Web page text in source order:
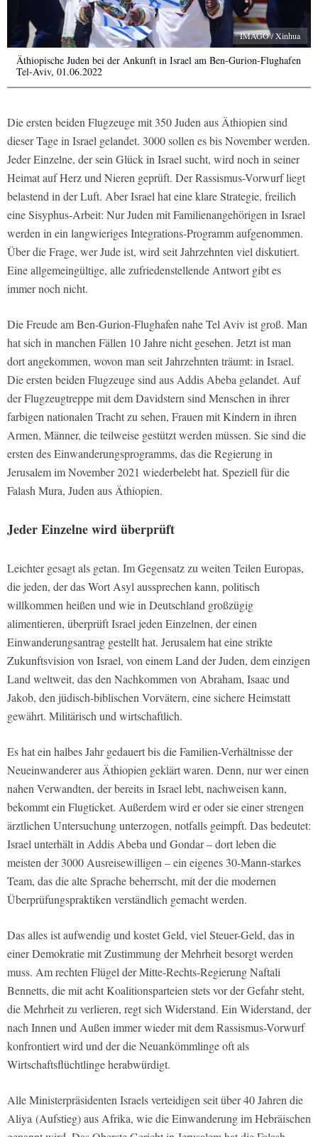
IMAGO / Xinhua
Äthiopische Juden bei der Ankunft in Israel am Ben-Gurion-Flughafen
Tel-Aviv, 01.06.2022
Die ersten beiden Flugzeuge mit 350 Juden aus Äthiopien sind
dieser Tage in Israel gelandet. 3000 sollen es bis November werden.
Jeder Einzelne, der sein Glück in Israel sucht, wird noch in seiner
Heimat auf Herz und Nieren geprüft. Der Rassismus-Vorwurf liegt
belastend in der Luft. Aber Israel hat eine klare Strategie, freilich
eine Sisyphus-Arbeit: Nur Juden mit Familienangehörigen in Israel
werden in ein langwieriges Integrations-Programm aufgenommen.
Über die Frage, wer Jude ist, wird seit Jahrzehnten viel diskutiert.
Eine allgemeingültige, alle zufriedenstellende Antwort gibt es
immer noch nicht.
Die Freude am Ben-Gurion-Flughafen nahe Tel Aviv ist groß. Man
hat sich in manchen Fällen 10 Jahre nicht gesehen. Jetzt ist man
dort angekommen, wovon man seit Jahrzehnten träumt: in Israel.
Die ersten beiden Flugzeuge sind aus Addis Abeba gelandet. Auf
der Flugzeugtreppe mit dem Davidstern sind Menschen in ihrer
farbigen nationalen Tracht zu sehen, Frauen mit Kindern in ihren
Armen, Männer, die teilweise gestützt werden müssen. Sie sind die
ersten des Einwanderungsprogramms, das die Regierung in
Jerusalem im November 2021 wiederbelebt hat. Speziell für die
Falash Mura, Juden aus Äthiopien.
Jeder Einzelne wird überprüft
Leichter gesagt als getan. Im Gegensatz zu weiten Teilen Europas,
die jeden, der das Wort Asyl aussprechen kann, politisch
willkommen heißen und wie in Deutschland großzügig
alimentieren, überprüft Israel jeden Einzelnen, der einen
Einwanderungsantrag gestellt hat. Jerusalem hat eine strikte
Zukunftsvision von Israel, von einem Land der Juden, dem einzigen
Land weltweit, das den Nachkommen von Abraham, Isaac und
Jakob, den jüdisch-biblischen Vorvätern, eine sichere Heimstatt
gewährt. Militärisch und wirtschaftlich.
Es hat ein halbes Jahr gedauert bis die Familien-Verhältnisse der
Neueinwanderer aus Äthiopien geklärt waren. Denn, nur wer einen
nahen Verwandten, der bereits in Israel lebt, nachweisen kann,
bekommt ein Flugticket. Außerdem wird er oder sie einer strengen
ärztlichen Untersuchung unterzogen, notfalls geimpft. Das bedeutet:
Israel unterhält in Addis Abeba und Gondar – dort leben die
meisten der 3000 Ausreisewilligen – ein eigenes 30-Mann-starkes
Team, das die alte Sprache beherrscht, mit der die modernen
Überprüfungspraktiken verständlich gemacht werden.
Das alles ist aufwendig und kostet Geld, viel Steuer-Geld, das in
einer Demokratie mit Zustimmung der Mehrheit besorgt werden
muss. Am rechten Flügel der Mitte-Rechts-Regierung Naftali
Bennetts, die mit acht Koalitionsparteien stets vor der Gefahr steht,
die Mehrheit zu verlieren, regt sich Widerstand. Ein Widerstand, der
nach Innen und Außen immer wieder mit dem Rassismus-Vorwurf
konfrontiert wird und der die Neuankömmlinge oft als
Wirtschaftsflüchtlinge herabwürdigt.
Alle Ministerpräsidenten Israels verteidigen seit über 40 Jahren die
Aliya (Aufstieg) aus Afrika, wie die Einwanderung im Hebräischen